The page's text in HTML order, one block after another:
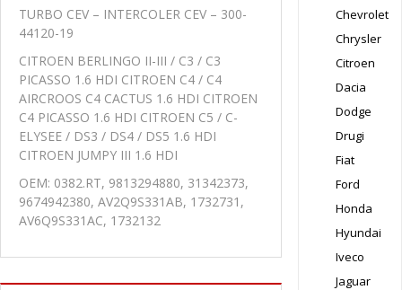
TURBO CEV – INTERCOLER CEV – 300-
44120-19
CITROEN BERLINGO II-III / C3 / C3
PICASSO 1.6 HDI CITROEN C4 / C4
AIRCROOS C4 CACTUS 1.6 HDI CITROEN
C4 PICASSO 1.6 HDI CITROEN C5 / C-
ELYSEE / DS3 / DS4 / DS5 1.6 HDI
CITROEN JUMPY III 1.6 HDI
OEM: 0382.RT, 9813294880, 31342373,
9674942380, AV2Q9S331AB, 1732731,
AV6Q9S331AC, 1732132
Chevrolet
Chrysler
Citroen
Dacia
Dodge
Drugi
Fiat
Ford
Honda
Hyundai
Iveco
Jaguar